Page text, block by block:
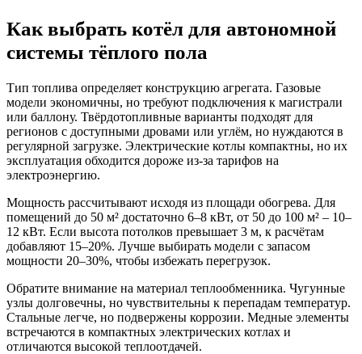
Как выбрать котёл для автономной
системы тёплого пола
Тип топлива определяет конструкцию агрегата. Газовые
модели экономичны, но требуют подключения к магистрали
или баллону. Твёрдотопливные варианты подходят для
регионов с доступными дровами или углём, но нуждаются в
регулярной загрузке. Электрические котлы компактны, но их
эксплуатация обходится дороже из-за тарифов на
электроэнергию.
Мощность рассчитывают исходя из площади обогрева. Для
помещений до 50 м² достаточно 6–8 кВт, от 50 до 100 м² – 10–
12 кВт. Если высота потолков превышает 3 м, к расчётам
добавляют 15–20%. Лучше выбирать модели с запасом
мощности 20–30%, чтобы избежать перегрузок.
Обратите внимание на материал теплообменника. Чугунные
узлы долговечны, но чувствительны к перепадам температур.
Стальные легче, но подвержены коррозии. Медные элементы
встречаются в компактных электрических котлах и
отличаются высокой теплоотдачей.